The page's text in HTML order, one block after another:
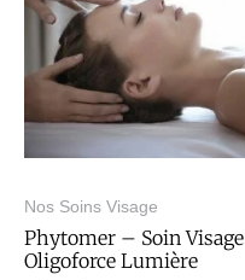
Nos Soins Visage
Phytomer – Soin Visage
Oligoforce Lumière